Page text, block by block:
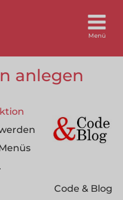
anlegen
Code & Blog